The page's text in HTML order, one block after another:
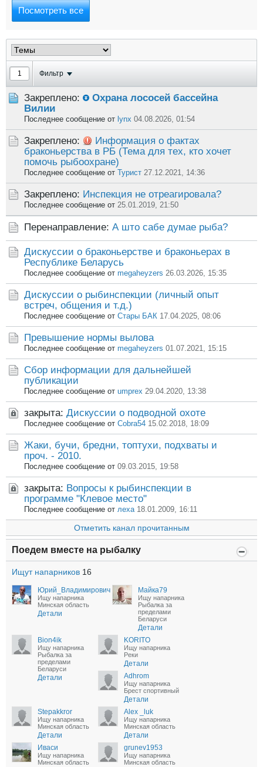
Посмотреть все
Фильтр
Закреплено:
Охрана лососей бассейна
Вилии
Последнее сообщение от lynx 04.08.2026, 01:54
Закреплено:
Информация о фактах
браконьерства в РБ (Тема для тех, кто хочет
помочь рыбоохране)
Последнее сообщение от Турист 27.12.2021, 14:36
Закреплено: Инспекция не отреагировала?
Последнее сообщение от 25.01.2019, 21:50
Перенаправление: А што сабе думае рыба?
Дискуссии о браконьерстве и браконьерах в
Республике Беларусь
Последнее сообщение от megaheyzers 26.03.2026, 15:35
Дискуссии о рыбинспекции (личный опыт
встреч, общения и т.д.)
Последнее сообщение от Стары БАК 17.04.2025, 08:06
Превышение нормы вылова
Последнее сообщение от megaheyzers 01.07.2021, 15:15
Сбор информации для дальнейшей
публикации
Последнее сообщение от umprex 29.04.2020, 13:38
закрыта: Дискуссии о подводной охоте
Последнее сообщение от Cobra54 15.02.2018, 18:09
Жаки, бучи, бредни, топтухи, подхваты и
проч. - 2010.
Последнее сообщение от 09.03.2015, 19:58
закрыта: Вопросы к рыбинспекции в
программе "Клевое место"
Последнее сообщение от леха 18.01.2009, 16:11
Отметить канал прочитанным
Поедем вместе на рыбалку
Ищут напарников 16
Юрий_Владимирович
Ищу напарника
Минская область
Детали
Майка79
Ищу напарника
Рыбалка за
пределами
Беларуси
Детали
Bion4ik
Ищу напарника
Рыбалка за
пределами
Беларуси
Детали
KORITO
Ищу напарника
Реки
Детали
Adhrom
Ищу напарника
Брест спортивный
Детали
Stepakkror
Ищу напарника
Минская область
Детали
Alex _luk
Ищу напарника
Минская область
Детали
Иваси
Ищу напарника
Минская область
grunev1953
Ищу напарника
Минская область